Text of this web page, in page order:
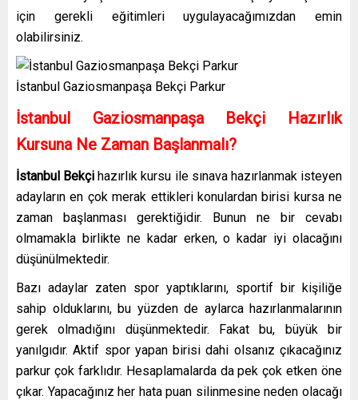
için gerekli eğitimleri uygulayacağımızdan emin
olabilirsiniz.
İstanbul Gaziosmanpaşa Bekçi Parkur
İstanbul Gaziosmanpaşa Bekçi Hazırlık
Kursuna Ne Zaman Başlanmalı?
İstanbul Bekçihazırlık kursu ile sınava hazırlanmak isteyen
adayların en çok merak ettikleri konulardan birisi kursa ne
zaman başlanması gerektiğidir. Bunun ne bir cevabı
olmamakla birlikte ne kadar erken, o kadar iyi olacağını
düşünülmektedir.
Bazı adaylar zaten spor yaptıklarını, sportif bir kişiliğe
sahip olduklarını, bu yüzden de aylarca hazırlanmalarının
gerek olmadığını düşünmektedir. Fakat bu, büyük bir
yanılgıdır. Aktif spor yapan birisi dahi olsanız çıkacağınız
parkur çok farklıdır. Hesaplamalarda da pek çok etken öne
çıkar. Yapacağınız her hata puan silinmesine neden olacağı